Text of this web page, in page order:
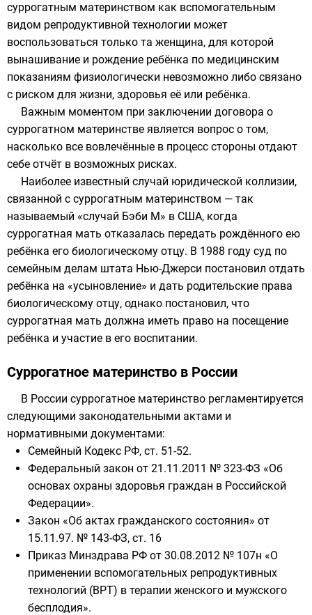
суррогатным материнством как вспомогательным
видом репродуктивной технологии может
воспользоваться только та женщина, для которой
вынашивание и рождение ребёнка по медицинским
показаниям физиологически невозможно либо связано
с риском для жизни, здоровья её или ребёнка.
Важным моментом при заключении договора о
суррогатном материнстве является вопрос о том,
насколько все вовлечённые в процесс стороны отдают
себе отчёт в возможных рисках.
Наиболее известный случай юридической коллизии,
связанной с суррогатным материнством — так
называемый «случай Бэби М» в США, когда
суррогатная мать отказалась передать рождённого ею
ребёнка его биологическому отцу. В 1988 году суд по
семейным делам штата Нью-Джерси постановил отдать
ребёнка на «усыновление» и дать родительские права
биологическому отцу, однако постановил, что
суррогатная мать должна иметь право на посещение
ребёнка и участие в его воспитании.
Суррогатное материнство в России
В России суррогатное материнство регламентируется
следующими законодательными актами и
нормативными документами:
Семейный Кодекс РФ, ст. 51-52.
Федеральный закон от 21.11.2011 № 323-ФЗ «Об
основах охраны здоровья граждан в Российской
Федерации».
Закон «Об актах гражданского состояния» от
15.11.97. № 143-ФЗ, ст. 16
Приказ Минздрава РФ от 30.08.2012 № 107н «О
применении вспомогательных репродуктивных
технологий (ВРТ) в терапии женского и мужского
бесплодия».